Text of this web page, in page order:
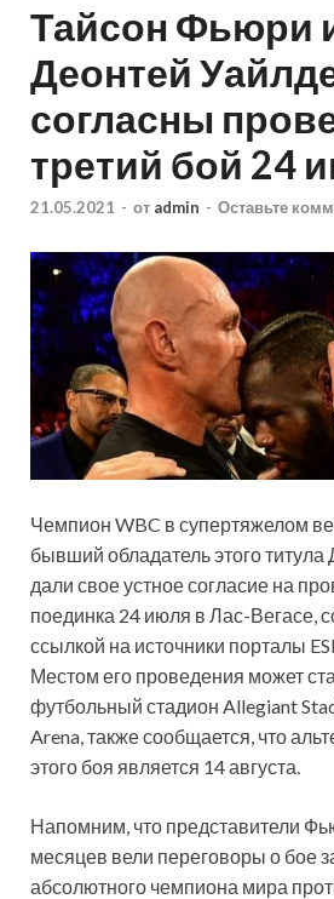
Тайсон Фьюри
Деонтей
согласны
третий бой 24
21.05.2021 - от admin - Оставьте
Чемпион WBC в супертяжелом
бывший обладатель этого
дали свое устное согласие на
поединка 24 июля в Лас-Вегасе,
ссылкой на источники порталы
Местом его проведения может
футбольный стадион Allegiant
Arena, также сообщается, что
этого боя является 14 августа.
Напомним, что представители
месяцев вели переговоры о бое
абсолютного чемпиона мира